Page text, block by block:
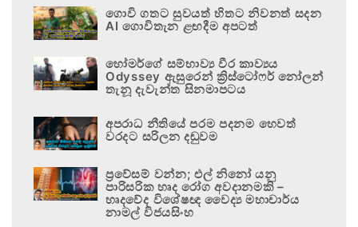
ගොවි ගතට සුවයත් හිතට නිවනත් සදන
AI ගොවිතැන ළඟදීම අපටත්
හෝමර්ගේ සම්භාව්‍ය වීර කාව්‍යය
Odyssey ඇසුරෙන් ක්‍රිස්ටෝෆර් නෝලන්
තැනූ දැවැන්ත සිනමාපටය
අපරාධ නීතියේ පරම පදනම හෙවත්
වරදට සරිලන දඬුවම
ප්‍රවේසම් වන්න; එල් නිනෝ යනු
පාරිසරික හෘද රෝග අවදානමකි –
හෘදවේද විශේෂඥ වෛද්‍ය මහාචාර්ය
නාමල් විජයසිංහ